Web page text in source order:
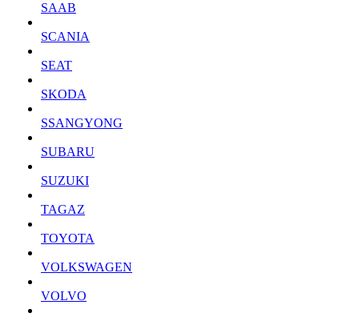
SAAB
SCANIA
SEAT
SKODA
SSANGYONG
SUBARU
SUZUKI
TAGAZ
TOYOTA
VOLKSWAGEN
VOLVO